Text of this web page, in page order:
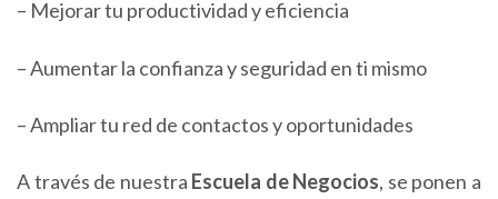
– Mejorar tu productividad y eficiencia
– Aumentar la confianza y seguridad en ti mismo
– Ampliar tu red de contactos y oportunidades
A través de nuestra Escuela de Negocios, se ponen a